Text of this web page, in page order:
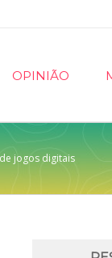
OPINIÃO
jogos digitais